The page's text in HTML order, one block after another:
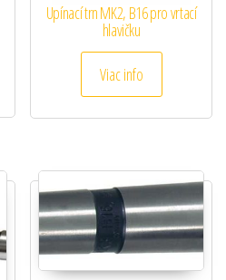
Upínací trn MK2, B16 pro vrtací
hlavičku
Viac info